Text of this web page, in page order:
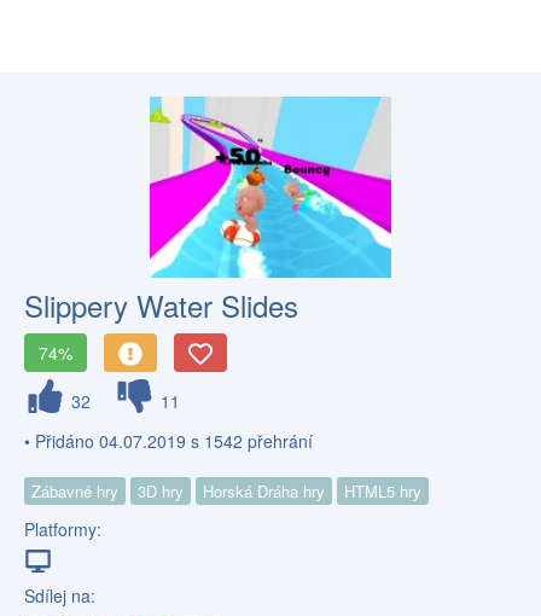
Slippery Water Slides
74%
32
11
• Přidáno 04.07.2019 s 1542 přehrání
Zábavné hry 3D hry Horská Dráha hry HTML5 hry
Platformy:
Sdílej na: